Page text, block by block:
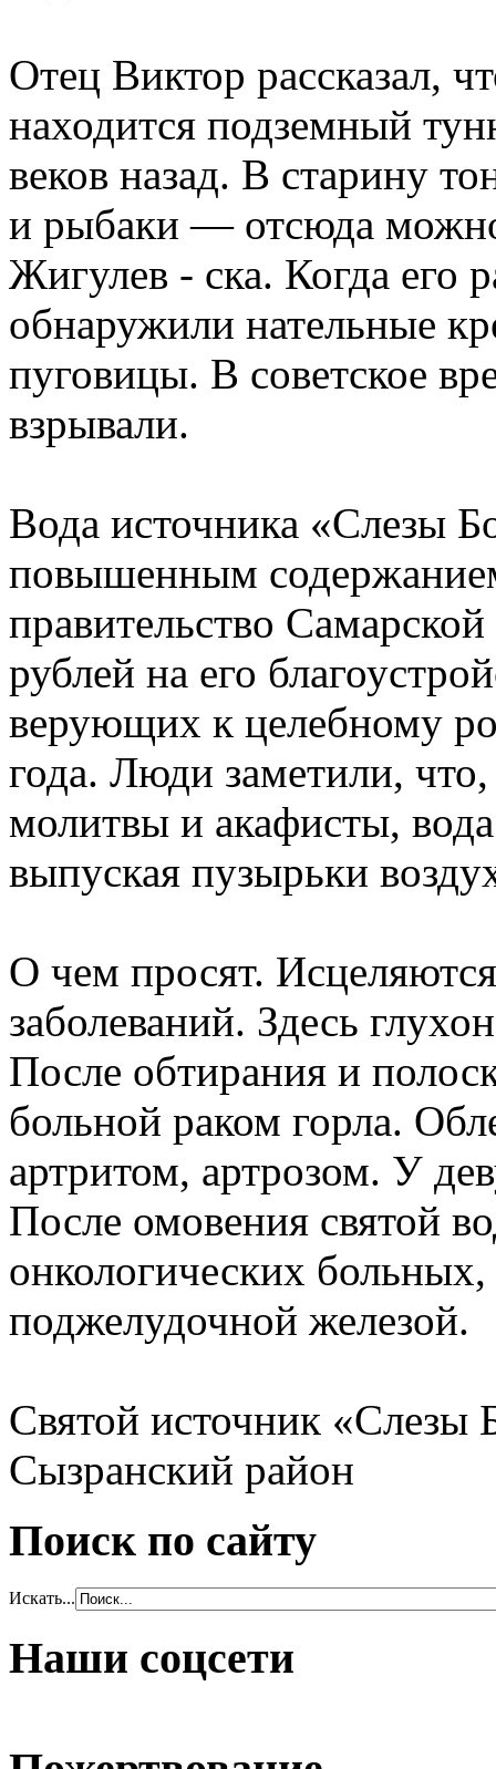
Отец Виктор рассказал,
находится подземный
веков назад. В старину
и рыбаки — отсюда
Жигулев - ска. Когда
обнаружили нательные
пуговицы. В советское
взрывали.
Вода источника «Слезы
повышенным
правительство
рублей на его
верующих к целебному
года. Люди заметили,
молитвы и акафисты,
выпуская пузырьки
О чем просят.
заболеваний. Здесь
После обтирания и
больной раком горла.
артритом, артрозом. У
После омовения святой
онкологических
поджелудочной железой.
Святой источник «Слезы
Сызранский район
Поиск по сайту
Искать...
Наши соцсети